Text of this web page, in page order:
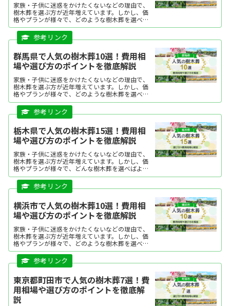
家族・子供に迷惑をかけたくないなどの理由で、
樹木葬を選ぶ方が近年増えています。しかし、価
格やプランが様々で、どのような樹木葬を選べば
よいか迷う方も多いですよね。今回は、茨城県で
人気の樹木葬を、ランキング形式にてご紹介しま
す。それぞれの特徴を...
群馬県で人気の樹木葬10選！費用相
場や選び方のポイントを徹底解説
家族・子供に迷惑をかけたくないなどの理由で、
樹木葬を選ぶ方が近年増えています。しかし、価
格やプランが様々で、どのような樹木葬を選べば
よいか迷う方も多いですよね。今回は、群馬県で
人気の樹木葬を、ランキング形式にてご紹介しま
す。それぞれの特徴を...
栃木県で人気の樹木葬15選！費用相
場や選び方のポイントを徹底解説
家族・子供に迷惑をかけたくないなどの理由で、
樹木葬を選ぶ方が近年増えています。しかし、価
格やプランが様々で、どんな樹木葬を選べばよい
か迷う方も多いですよね。今回は、栃木県で人気
の樹木葬を、ランキング形式にてご紹介します。
それぞれの特徴を分か...
横浜市で人気の樹木葬10選！費用相
場や選び方のポイントを徹底解説
家族・子供に迷惑をかけたくないなどの理由で、
樹木葬を選ぶ方が近年増えています。しかし、価
格やプランが様々で、どのような樹木葬を選べば
よいか迷う方も多いですよね。本記事では、横浜
市で人気の樹木葬を、ランキング形式にてご紹介
します。 それぞれの特徴を分かりやすくまとめて
い。
東京都町田市で人気の樹木葬7選！費
用相場や選び方のポイントを徹底解
説